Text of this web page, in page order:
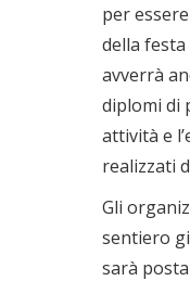
per
della
avverrà
diplomi di
attività e
realizzati
Gli
sentiero
sarà